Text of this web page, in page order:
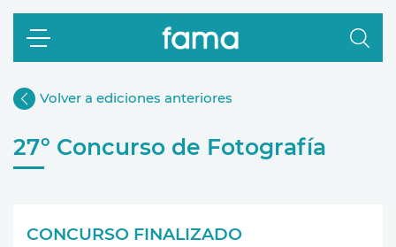
Volver a ediciones anteriores
27º Concurso de Fotografía
CONCURSO FINALIZADO